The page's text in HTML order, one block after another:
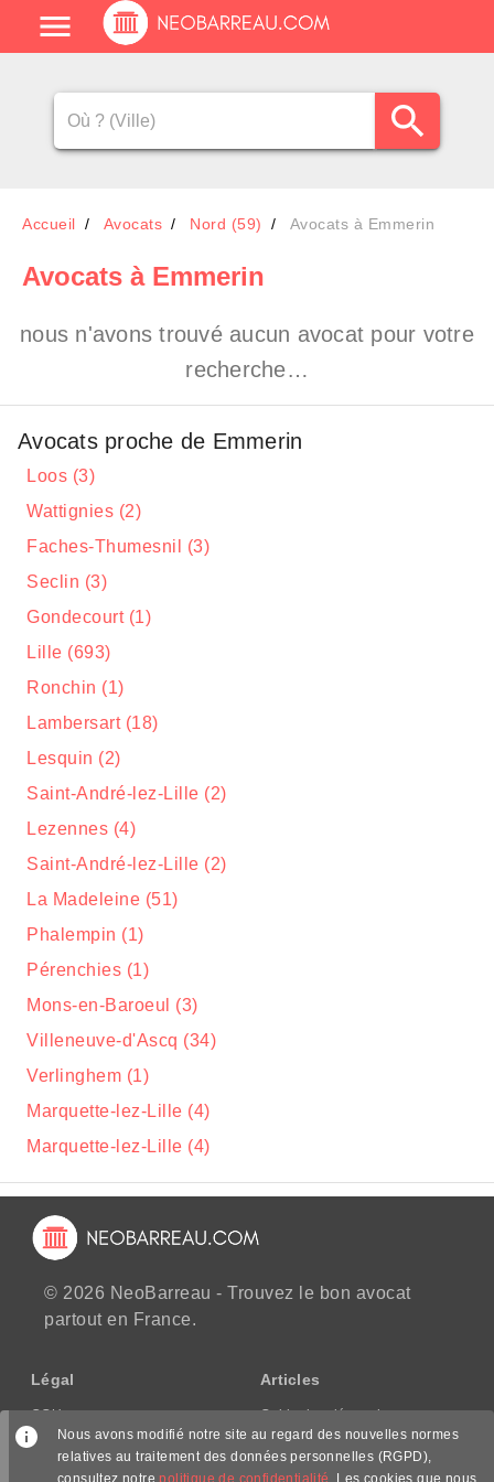
Accueil Avocats Nord (59) Avocats à Emmerin
Avocats à Emmerin
nous n'avons trouvé aucun avocat pour votre
recherche…
Avocats proche de Emmerin
Loos (3)
Wattignies (2)
Faches-Thumesnil (3)
Seclin (3)
Gondecourt (1)
Lille (693)
Ronchin (1)
Lambersart (18)
Lesquin (2)
Saint-André-lez-Lille (2)
Lezennes (4)
Saint-André-lez-Lille (2)
La Madeleine (51)
Phalempin (1)
Pérenchies (1)
Mons-en-Baroeul (3)
Villeneuve-d'Ascq (34)
Verlinghem (1)
Marquette-lez-Lille (4)
Marquette-lez-Lille (4)
© 2026 NeoBarreau - Trouvez le bon avocat
partout en France.
Légal
CGU
CGV/CPPS
Articles
Guide des démarches
Nous avons modifié notre site au regard des nouvelles normes
relatives au traitement des données personnelles (RGPD),
consultez notrepolitique de confidentialité . Les cookies que nous